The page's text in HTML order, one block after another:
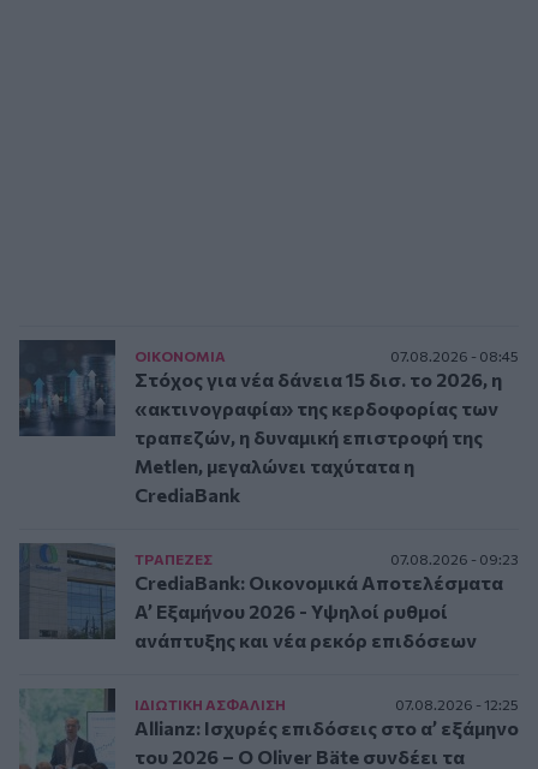
ΟΙΚΟΝΟΜΙΑ 07.08.2026 - 08:45
Στόχος για νέα δάνεια 15 δισ. το 2026, η
«ακτινογραφία» της κερδοφορίας των
τραπεζών, η δυναμική επιστροφή της
Metlen, μεγαλώνει ταχύτατα η
CrediaBank
ΤΡAΠΕΖΕΣ 07.08.2026 - 09:23
CrediaBank: Οικονομικά Αποτελέσματα
A’ Εξαμήνου 2026 - Υψηλοί ρυθμοί
ανάπτυξης και νέα ρεκόρ επιδόσεων
ΙΔΙΩΤΙΚΗ ΑΣΦAΛΙΣΗ 07.08.2026 - 12:25
Allianz: Ισχυρές επιδόσεις στο α’ εξάμηνο
του 2026 – Ο Oliver Bäte συνδέει τα